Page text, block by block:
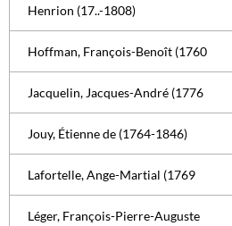
Henrion (17..-1808)
Hoffman, François-Benoît (1760
Jacquelin, Jacques-André (1776
Jouy, Étienne de (1764-1846)
Lafortelle, Ange-Martial (1769
Léger, François-Pierre-Auguste